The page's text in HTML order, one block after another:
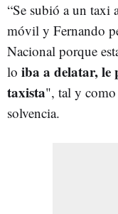
“Se subió a un taxi
móvil y Fernando
Nacional porque
lo iba a delatar, le
taxista", tal y como
solvencia.